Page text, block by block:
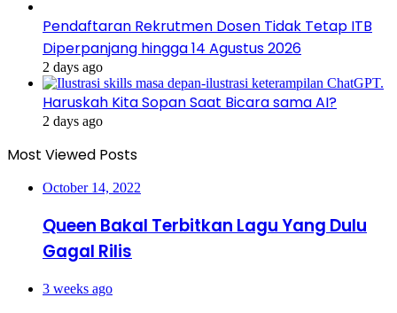
Pendaftaran Rekrutmen Dosen Tidak Tetap ITB
Diperpanjang hingga 14 Agustus 2026
2 days ago
Haruskah Kita Sopan Saat Bicara sama AI?
2 days ago
Most Viewed Posts
October 14, 2022
Queen Bakal Terbitkan Lagu Yang Dulu
Gagal Rilis
3 weeks ago